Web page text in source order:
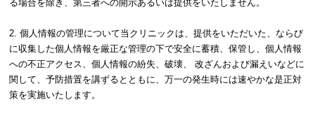
る場合を除き、第三者への開示あるいは提供をいたしません。
2. 個人情報の管理について 当クリニックは、提供をいただいた、ならび
に収集した個人情報を厳正な管理の下で安全に蓄積、保管し、個人情報
への不正アクセス、個人情報の紛失、破壊、 改ざんおよび漏えいなどに
関して、予防措置を講ずるとともに、万一の発生時には速やかな是正対
策を実施いたします。